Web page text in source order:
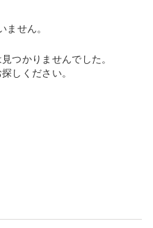
ません。
つかりませんでした。
しください。